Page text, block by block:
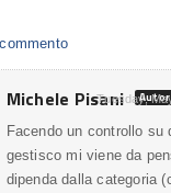
Michele PisaniTuesday,
Facendo un controllo su
gestisco mi viene da
dipenda dalla categoria